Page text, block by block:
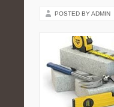
POSTED BY ADMIN